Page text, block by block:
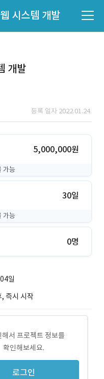
시스템 개발
개발
등록 일자 2022.01.24.
5,000,000원
가능
30일
가능
0명
일
즉시 시작
서 프로젝트 정보를
확인해보세요.
로그인